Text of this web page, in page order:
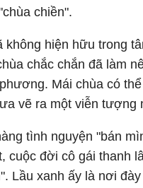
chiền".
không hiện hữu trong
chắc chắn đã làm
Mái chùa có
vẽ ra một viễn
tình nguyện "bán
cuộc đời cô gái thanh
Lầu xanh ấy là nơi